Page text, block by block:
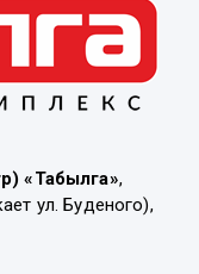
«Табылга»,
ул. Буденого),